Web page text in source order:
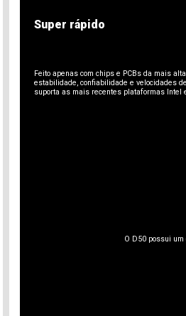
Super rápido
Feito apenas com chips e PCBs da mais
estabilidade, confiabilidade e velocidades
suporta as mais recentes plataformas Intel
O D50 possui